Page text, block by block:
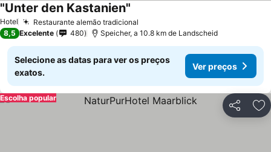
Hotel Restaurante alemão tradicional
"Unter den Kastanien"
8,5 Excelente 480 Speicher, a 10.8 km de Landscheid
Selecione as datas para ver os preços
exatos.
Ver preços
Partilhar
Escolha popular